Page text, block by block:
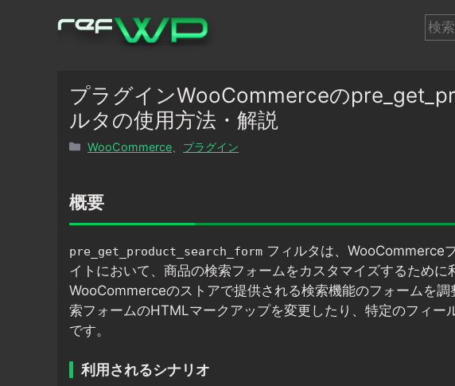
検
索:
プラグインWooCommerceの
ルタの使用方法・解説
カ
リ
ー
WooCommerce プラグイン
概要
pre_get_product_search_form フィルタは、WooCommerce
イトにおいて、商品の検索フォームをカスタマイズするために
WooCommerceのストアで提供される検索機能のフォームを
索フォームのHTMLマークアップを変更したり、特定のフィー
です。
利用されるシナリオ